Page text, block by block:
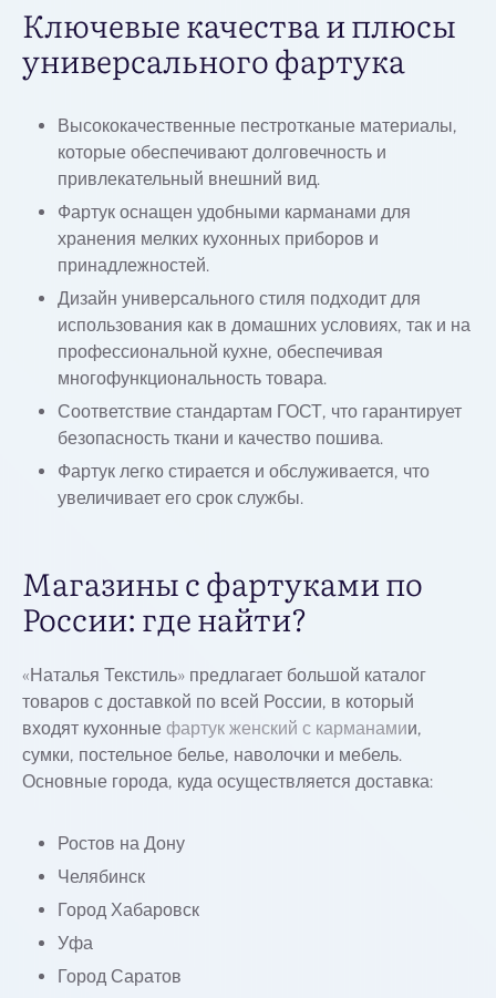
Ключевые качества и плюсы
универсального фартука
Высококачественные пестротканые материалы,
которые обеспечивают долговечность и
привлекательный внешний вид.
Фартук оснащен удобными карманами для
хранения мелких кухонных приборов и
принадлежностей.
Дизайн универсального стиля подходит для
использования как в домашних условиях, так и на
профессиональной кухне, обеспечивая
многофункциональность товара.
Соответствие стандартам ГОСТ, что гарантирует
безопасность ткани и качество пошива.
Фартук легко стирается и обслуживается, что
увеличивает его срок службы.
Магазины с фартуками по
России: где найти?
«Наталья Текстиль» предлагает большой каталог
товаров с доставкой по всей России, в который
входят кухонные фартук женский с карманамии,
сумки, постельное белье, наволочки и мебель.
Основные города, куда осуществляется доставка:
Ростов на Дону
Челябинск
Город Хабаровск
Уфа
Город Саратов